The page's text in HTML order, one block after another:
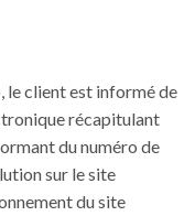
le client est informé de
récapitulant
du numéro de
sur le site
du site